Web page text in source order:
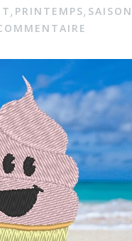
, PRINTEMPS, SAISON